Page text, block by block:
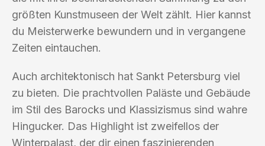
größten Kunstmuseen der Welt zählt. Hier kannst
du Meisterwerke bewundern und in vergangene
Zeiten eintauchen.
Auch architektonisch hat Sankt Petersburg viel
zu bieten. Die prachtvollen Paläste und Gebäude
im Stil des Barocks und Klassizismus sind wahre
Hingucker. Das Highlight ist zweifellos der
Winterpalast, der dir einen faszinierenden